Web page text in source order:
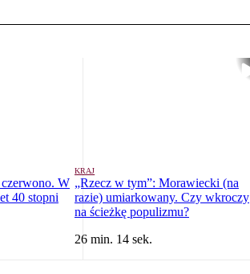
czerwono. W
40 stopni
KRAJ
„Rzecz w tym”: Morawiecki (na
razie) umiarkowany. Czy wkroczy
na ścieżkę populizmu?
26 min. 14 sek.